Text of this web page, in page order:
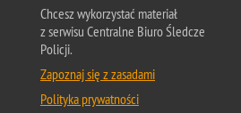
Chcesz wykorzystać materiał
z serwisu Centralne Biuro Śledcze
Policji.
Zapoznaj się z zasadami
Polityka prywatności